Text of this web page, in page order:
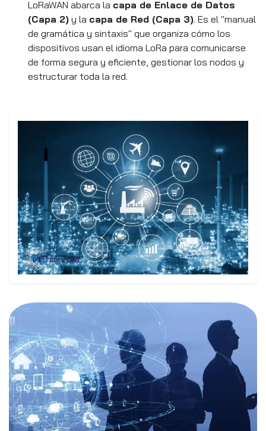
LoRaWAN abarca la capa de Enlace de Datos
(Capa 2) y la capa de Red (Capa 3). Es el "manual
de gramática y sintaxis" que organiza cómo los
dispositivos usan el idioma LoRa para comunicarse
de forma segura y eficiente, gestionar los nodos y
estructurar toda la red.